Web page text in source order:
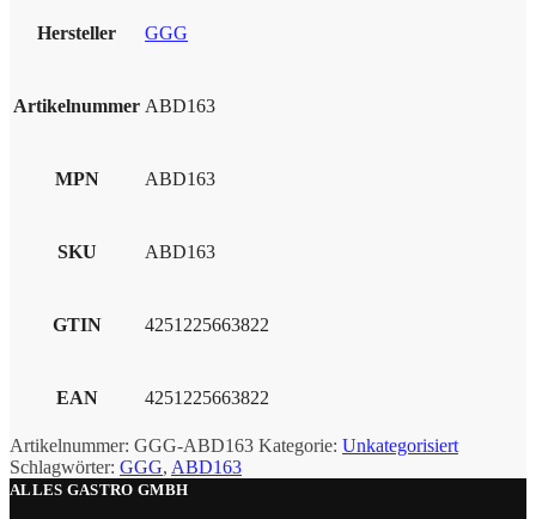
Hersteller GGG
Artikelnummer ABD163
MPN ABD163
SKU ABD163
GTIN 4251225663822
EAN 4251225663822
Artikelnummer: GGG-ABD163 Kategorie: Unkategorisiert
Schlagwörter: GGG, ABD163
ALLES GASTRO GMBH